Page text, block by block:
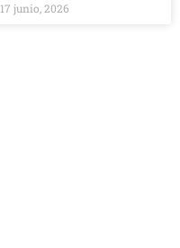
17 junio, 2026